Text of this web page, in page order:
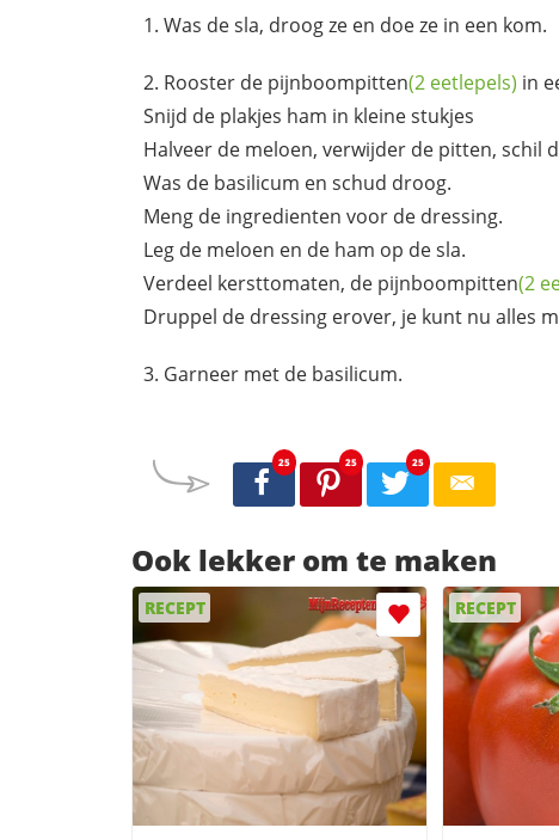
Was de sla, droog ze en doe ze in een kom.
Rooster de pijnboompitten(2 eetlepels) in
Snijd de plakjes ham in kleine stukjes
Halveer de meloen, verwijder de pitten, schil
Was de basilicum en schud droog.
Meng de ingredienten voor de dressing.
Leg de meloen en de ham op de sla.
Verdeel kersttomaten, de pijnboompitten(2
Druppel de dressing erover, je kunt nu alles
Garneer met de basilicum.
25 25 25
Ook lekker om te maken
RECEPT RECEPT